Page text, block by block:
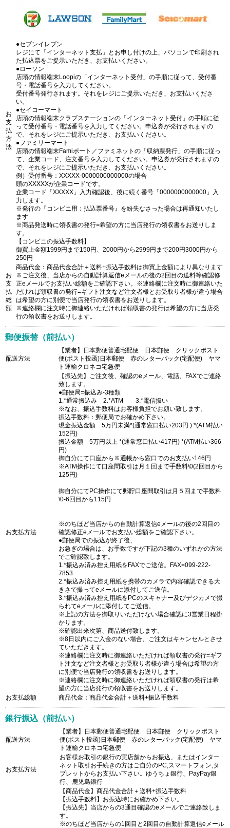
お
支
払
方
法
●セブンイレブン
レジにて「インターネット支払」とお申し付けの上、パソコンで印刷され
た払込票をご提示いただき、お支払いください。
●ローソン
店頭の情報端末Loopiの「インターネット受付」の手順に従って、受付番
号・電話番号を入力してください。
受付番号発行されます。それをレジにご提示いただき、お支払いくださ
い。
●セイコーマート
店頭の情報端末クラブステーションの「インターネット受付」の手順に従
って受付番号・電話番号を入力してください。申込券が発行されますの
で、それをレジにご提示いただき、お支払いください。
●ファミリーマート
店頭の情報端末Famiポート／ファミネットの「収納票発行」の手順に従っ
て、企業コード、注文番号を入力してください。申込券が発行されますの
で、それをレジにご提示いただき、お支払いください。
例）受付番号：XXXXX-0000000000000の場合
頭のXXXXXが企業コードです。
企業コード「XXXXX」入力確認後、後に続く番号「0000000000000」入
力します。
※発行の『コンビニ用：払込票番号』を紛失なさった場合は再通知いたし
ます
※商品発送時に領収書の発行=希望の方に当店発行の領収書をお送りしま
す。
【コンビニの振込手数料】
御買上金額1999円まで150円、2000円から2999円まで200円3000円から
250円
お
支
払
総
額
商品代金：商品代金合計＋送料+振込手数料は御買上金額により異なります
※ご注文後、当店からの自動計算返信eメールの後の2回目の送料等確認修
正eメールでお支払い総額をご確認下さい。※連絡欄に注文時に御連絡いた
だければ領収書の発行=ギフト注文など注文者様とお受取り者様が違う場合
は希望の方に別便で当店発行の領収書をお送りします。
※連絡欄に注文時に御連絡いただければ領収書の発行は希望の方に当店発
行の領収書をお送りします。
郵便振替（前払い）
配送方法
【業者】日本郵便普通宅配便 日本郵便 クリックポスト
便(ポスト投函)日本郵便 赤のレターパック(宅配便) ヤマ
ト運輸クロネコ宅急便
お支払方法
【振込先】ご注文後、確認のeメール、電話、FAXでご連絡
致します。
●郵便局=振込み-3種類
1.*通常振込み 2.*ATM 3.*電信扱い
※なお、振込手数料はお客様負担でお願い致します。
振込手数料：郵便局でお確かめ下さい。
現金振込金額 5万円未満*(通常窓口払い203円 ) *(ATM払い
152円)
振込金額 5万円以上 *(通常窓口払い417円) *(ATM払い366
円)
御自分にて口座から※通帳から窓口でのお支払い146円
※ATM操作にて口座間取引は月１回まで手数料\0(2回目から
125円)
御自分にてPC操作にて郵貯口座間取引は月５回まで手数料
\0-6回目から115円
※のちほど当店からの自動計算返信eメールの後の2回目の
確認修正eメールでお支払い総額をご確認下さい。
●郵便局での振込が終了後、
お急ぎの場合は、お手数ですが下記の3種のいずれかの方法
でご確認致します。
1.*振込み済み控え用紙をFAXでご送信。FAX=099-222-
7853
2.*振込み済み控え用紙を携帯のカメラで内容確認できる大
きさで撮ってeメールに添付してご送信。
3.*振込み済み控え用紙をPCのスキャナー及びデジカメで撮
られてeメールに添付してご送信。
※上記の方法を御取りいただけない場合確認に3営業日程掛
かります。
※確認出来次第、商品送付致します。
※8日以内にご入金のない場合、ご注文はキャンセルとさせ
ていただきます。
※連絡欄に注文時に御連絡いただければ領収書の発行=ギフ
ト注文など注文者様とお受取り者様が違う場合は希望の方
に別便で当店発行の領収書をお送りします。
※連絡欄に注文時に御連絡いただければ領収書の発行は希
望の方に当店発行の領収書をお送りします。
お支払総額
商品代金：商品代金合計＋送料+振込手数料
銀行振込（前払い）
配送方法
【業者】日本郵便普通宅配便 日本郵便 クリックポスト
便(ポスト投函)日本郵便 赤のレターパック(宅配便) ヤマ
ト運輸クロネコ宅急便
お支払方法
お客様お取引の銀行の実店舗からお振込、またはインター
ネット取引お手続きの方はご自分のPC,スマートフォン,タ
ブレットからお支払い下さい。ゆうちょ銀行、PayPay銀
行、鹿児島銀行
【商品代金】商品代金合計＋送料+振込手数料
【振込手数料】お振込時にお確かめ下さい。
【振込先】当店からの3通目確認のeメールでご連絡致しま
す。
※のちほど当店からの1回目と2回目の自動計算返信eメール